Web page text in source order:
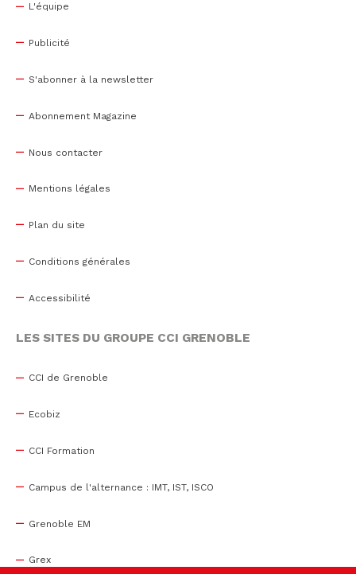
L'équipe
Publicité
S'abonner à la newsletter
Abonnement Magazine
Nous contacter
Mentions légales
Plan du site
Conditions générales
Accessibilité
LES SITES DU GROUPE CCI GRENOBLE
CCI de Grenoble
Ecobiz
CCI Formation
Campus de l'alternance : IMT, IST, ISCO
Grenoble EM
Grex